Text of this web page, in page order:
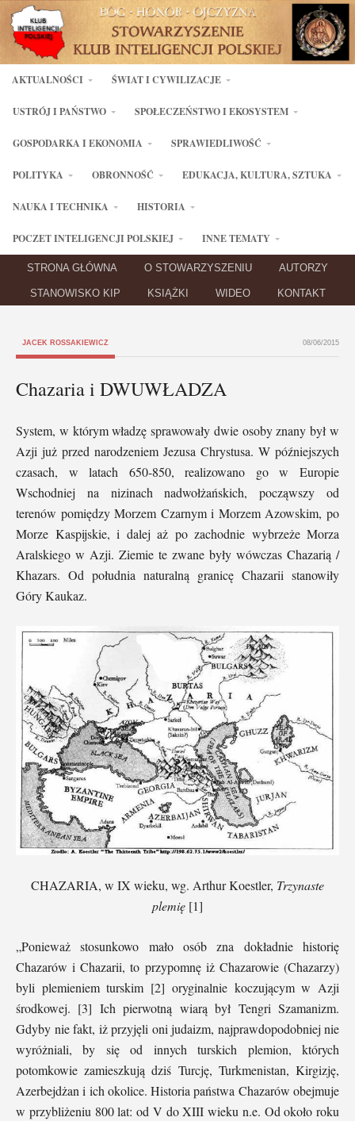
AKTUALNOŚCI ŚWIAT I CYWILIZACJE
USTRÓJ I PAŃSTWO SPOŁECZEŃSTWO I EKOSYSTEM
GOSPODARKA I EKONOMIA SPRAWIEDLIWOŚĆ
POLITYKA OBRONNOŚĆ EDUKACJA, KULTURA, SZTUKA
NAUKA I TECHNIKA HISTORIA
POCZET INTELIGENCJI POLSKIEJ INNE TEMATY
STRONA GŁÓWNA O STOWARZYSZENIU AUTORZY
STANOWISKO KIP KSIĄŻKI WIDEO KONTAKT
JACEK ROSSAKIEWICZ 08/06/2015
Chazaria i DWUWŁADZA
System, w którym władzę sprawowały dwie osoby znany był w
Azji już przed narodzeniem Jezusa Chrystusa. W późniejszych
czasach, w latach 650-850, realizowano go w Europie
Wschodniej na nizinach nadwołżańskich, począwszy od
terenów pomiędzy Morzem Czarnym i Morzem Azowskim, po
Morze Kaspijskie, i dalej aż po zachodnie wybrzeże Morza
Aralskiego w Azji. Ziemie te zwane były wówczas Chazarią /
Khazars. Od południa naturalną granicę Chazarii stanowiły
Góry Kaukaz.
CHAZARIA, w IX wieku, wg. Arthur Koestler, Trzynaste
plemię [1]
„Ponieważ stosunkowo mało osób zna dokładnie historię
Chazarów i Chazarii, to przypomnę iż Chazarowie (Chazarzy)
byli plemieniem turskim [2] oryginalnie koczującym w Azji
środkowej. [3] Ich pierwotną wiarą był Tengri Szamanizm.
Gdyby nie fakt, iż przyjęli oni judaizm, najprawdopodobniej nie
wyróżniali, by się od innych turskich plemion, których
potomkowie zamieszkują dziś Turcję, Turkmenistan, Kirgizję,
Azerbejdżan i ich okolice. Historia państwa Chazarów obejmuje
w przybliżeniu 800 lat: od V do XIII wieku n.e. Od około roku